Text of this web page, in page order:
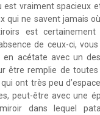
est vraiment spacieux
qui ne savent jamais
est
de ceux-ci,
en acétate avec un
être remplie de
ont très peu
peut-être avec une
dans lequel